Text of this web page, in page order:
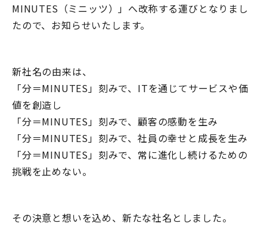
MINUTES（ミニッツ）」へ改称する運びとなりまし
たので、お知らせいたします。
新社名の由来は、
「分＝MINUTES」刻みで、ITを通じてサービスや価
値を創造し
「分＝MINUTES」刻みで、顧客の感動を生み
「分＝MINUTES」刻みで、社員の幸せと成長を生み
「分＝MINUTES」刻みで、常に進化し続けるための
挑戦を止めない。
その決意と想いを込め、新たな社名としました。